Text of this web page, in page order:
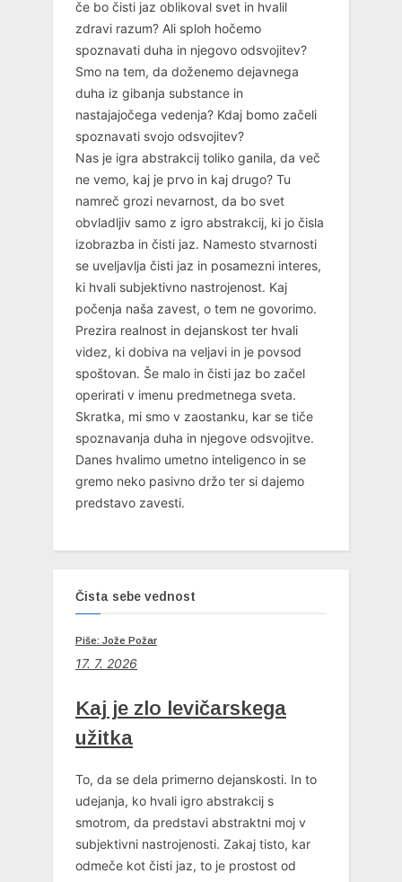
če bo čisti jaz oblikoval svet in hvalil
zdravi razum? Ali sploh hočemo
spoznavati duha in njegovo odsvojitev?
Smo na tem, da doženemo dejavnega
duha iz gibanja substance in
nastajajočega vedenja? Kdaj bomo začeli
spoznavati svojo odsvojitev?
Nas je igra abstrakcij toliko ganila, da več
ne vemo, kaj je prvo in kaj drugo? Tu
namreč grozi nevarnost, da bo svet
obvladljiv samo z igro abstrakcij, ki jo čisla
izobrazba in čisti jaz. Namesto stvarnosti
se uveljavlja čisti jaz in posamezni interes,
ki hvali subjektivno nastrojenost. Kaj
počenja naša zavest, o tem ne govorimo.
Prezira realnost in dejanskost ter hvali
videz, ki dobiva na veljavi in je povsod
spoštovan. Še malo in čisti jaz bo začel
operirati v imenu predmetnega sveta.
Skratka, mi smo v zaostanku, kar se tiče
spoznavanja duha in njegove odsvojitve.
Danes hvalimo umetno inteligenco in se
gremo neko pasivno držo ter si dajemo
predstavo zavesti.
Čista sebe vednost
Piše: Jože Požar
17. 7. 2026
Kaj je zlo levičarskega
užitka
To, da se dela primerno dejanskosti. In to
udejanja, ko hvali igro abstrakcij s
smotrom, da predstavi abstraktni moj v
subjektivni nastrojenosti. Zakaj tisto, kar
odmeče kot čisti jaz, to je prostost od